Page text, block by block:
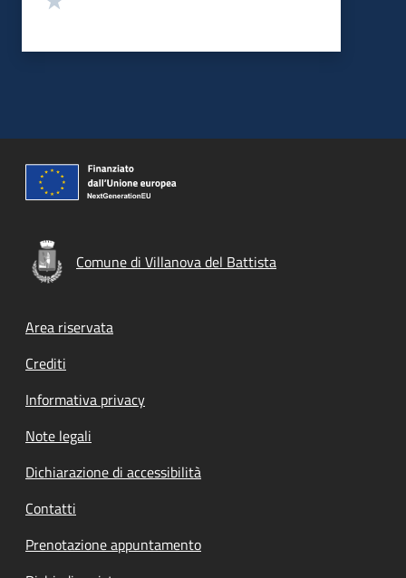
Comune di Villanova del Battista
Footer menu
Area riservata
Crediti
Informativa privacy
Note legali
Dichiarazione di accessibilità
Contatti
Prenotazione appuntamento